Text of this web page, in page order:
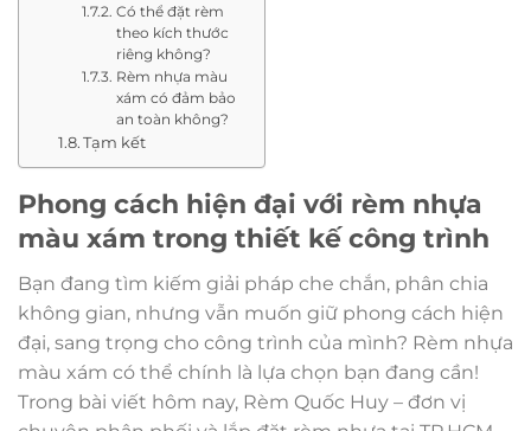
Có thể đặt rèm
theo kích thước
riêng không?
Rèm nhựa màu
xám có đảm bảo
an toàn không?
Tạm kết
Phong cách hiện đại với rèm nhựa
màu xám trong thiết kế công trình
Bạn đang tìm kiếm giải pháp che chắn, phân chia
không gian, nhưng vẫn muốn giữ phong cách hiện
đại, sang trọng cho công trình của mình? Rèm nhựa
màu xám có thể chính là lựa chọn bạn đang cần!
Trong bài viết hôm nay, Rèm Quốc Huy – đơn vị